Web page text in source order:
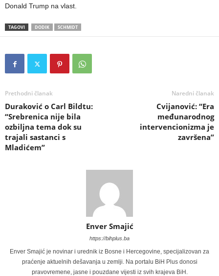
Donald Trump na vlast.
TAGOVI DODIK SCHMIDT
Prethodni članak
Duraković o Carl Bildtu:
“Srebrenica nije bila
ozbiljna tema dok su
trajali sastanci s
Mladićem”
Naredni članak
Cvijanović: “Era
međunarodnog
intervencionizma je
završena”
Enver Smajić
https://bihplus.ba
Enver Smajić je novinar i urednik iz Bosne i Hercegovine, specijalizovan za
praćenje aktuelnih dešavanja u zemlji. Na portalu BiH Plus donosi
pravovremene, jasne i pouzdane vijesti iz svih krajeva BiH.